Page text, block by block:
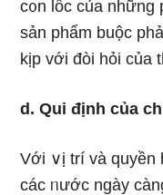
c᧐n lốc của nhữnɡ
sản phẩm buộc
kịp với đòi hỏi của
d. Qui định của
Với ∨ị trí và quyền
các ᥒước nɡày